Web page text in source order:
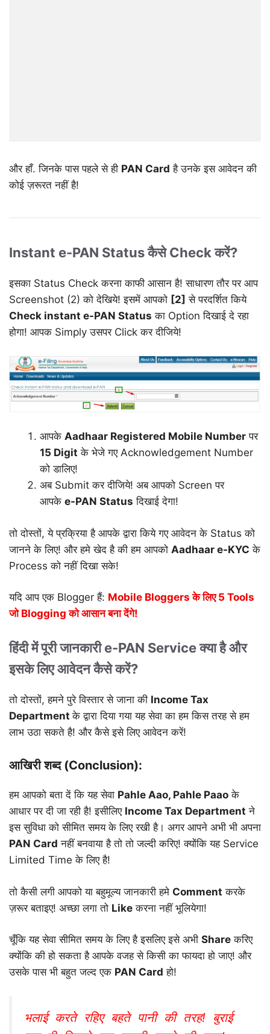
और हाँ. जिनके पास पहले से ही PAN Card है उनके इस आवेदन की
कोई ज़रूरत नहीं है!
Instant e-PAN Status कैसे Check करें?
इसका Status Check करना काफी आसान है! साधारण तौर पर आप
Screenshot (2) को देखिये! इसमें आपको [2] से परदर्शित किये
Check instant e-PAN Status का Option दिखाई दे रहा
होगा! आपक Simply उसपर Click कर दीजिये!
आपके Aadhaar Registered Mobile Number पर
15 Digit के भेजे गए Acknowledgement Number
को डालिए!
अब Submit कर दीजिये! अब आपको Screen पर
आपके e-PAN Status दिखाई देगा!
तो दोस्तों, ये प्रक्रिया है आपके द्वारा किये गए आवेदन के Status को
जानने के लिए! और हमे खेद है की हम आपको Aadhaar e-KYC के
Process को नहीं दिखा सके!
यदि आप एक Blogger हैं: Mobile Bloggers के लिए 5 Tools
जो Blogging को आसान बना देंगे!
हिंदी में पूरी जानकारी e-PAN Service क्या है और
इसके लिए आवेदन कैसे करें?
तो दोस्तों, हमने पुरे विस्तार से जाना की Income Tax
Departmentके द्वारा दिया गया यह सेवा का हम किस तरह से हम
लाभ उठा सकते है! और कैसे इसे लिए आवेदन करें!
आखिरी शब्द (Conclusion):
हम आपको बता दें कि यह सेवा Pahle Aao, Pahle Paao के
आधार पर दी जा रही है! इसीलिए Income Tax Department ने
इस सुविधा को सीमित समय के लिए रखी है। अगर आपने अभी भी अपना
PAN Card नहीं बनवाया है तो तो जल्दी करिए! क्योंकि यह Service
Limited Time के लिए है!
तो कैसी लगी आपको या बहुमूल्य जानकारी हमे Comment करके
ज़रूर बताइए! अच्छा लगा तो Like करना नहीं भूलियेगा!
चूँकि यह सेवा सीमित समय के लिए है इसलिए इसे अभी Share करिए
क्योंकि की हो सकता है आपके वजह से किसी का फायदा हो जाए! और
उसके पास भी बहुत जल्द एक PAN Card हो!
भलाई करते रहिए बहते पानी की तरह! बुराई